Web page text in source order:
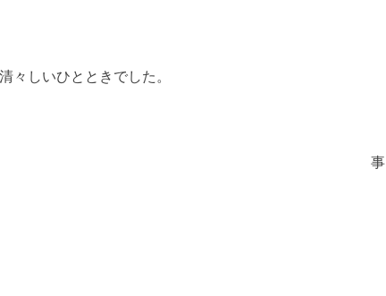
々しいひとときでした。